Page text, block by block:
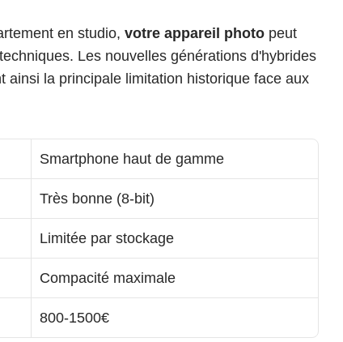
en studio, votre appareil photo peut
Les nouvelles générations d'hybrides
ainsi la principale limitation historique face aux
Smartphone haut de gamme
Très bonne (8-bit)
Limitée par stockage
Compacité maximale
800-1500€